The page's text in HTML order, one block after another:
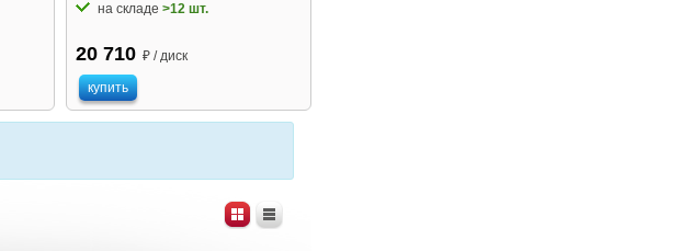
на складе>12 шт.
20 710 ₽ / диск
купить